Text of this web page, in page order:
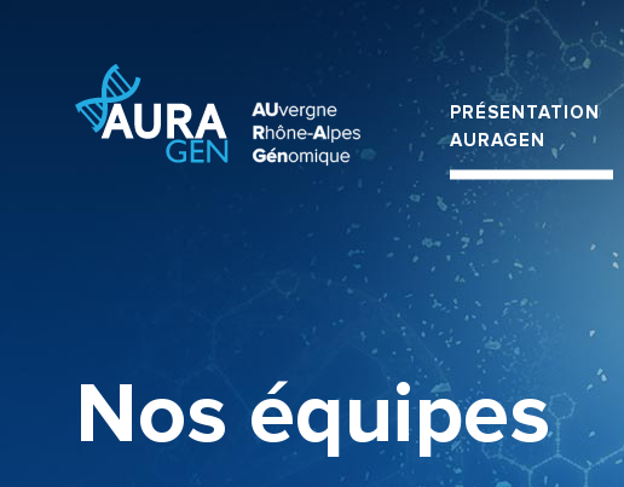
PRÉSENTATION
AURAGEN
Nos équipes